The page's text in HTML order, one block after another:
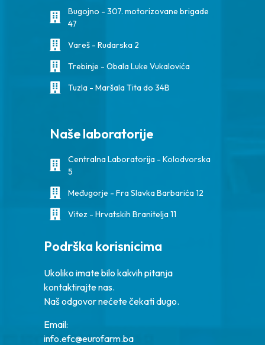
Bugojno - 307. motorizovane brigade
47
Vareš - Rudarska 2
Trebinje - Obala Luke Vukalovića
Tuzla - Maršala Tita do 34B
Naše laboratorije
Centralna Laboratorija - Kolodvorska
5
Međugorje - Fra Slavka Barbarića 12
Vitez - Hrvatskih Branitelja 11
Podrška korisnicima
Ukoliko imate bilo kakvih pitanja
kontaktirajte nas.
Naš odgovor nećete čekati dugo.
Email:
info.efc@eurofarm.ba